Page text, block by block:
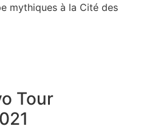
mythiques à la Cité des
Tour